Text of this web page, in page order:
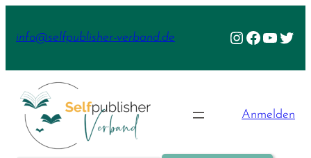
Inhalt
info@selfpublisher-verband.de Instagram
Facebook
Anmelden